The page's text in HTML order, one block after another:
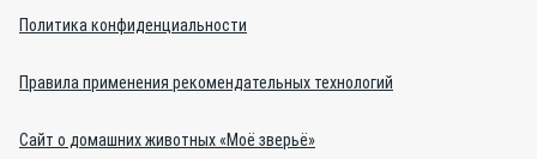
Политика конфиденциальности
Правила применения рекомендательных технологий
Сайт о домашних животных «Моё зверьё»